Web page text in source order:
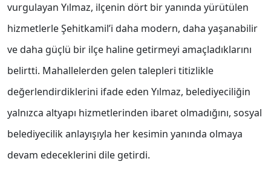
vurgulayan Yılmaz, ilçenin dört bir yanında yürütülen
hizmetlerle Şehitkamil’i daha modern, daha yaşanabilir
ve daha güçlü bir ilçe haline getirmeyi amaçladıklarını
belirtti. Mahallelerden gelen talepleri titizlikle
değerlendirdiklerini ifade eden Yılmaz, belediyeciliğin
yalnızca altyapı hizmetlerinden ibaret olmadığını, sosyal
belediyecilik anlayışıyla her kesimin yanında olmaya
devam edeceklerini dile getirdi.